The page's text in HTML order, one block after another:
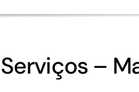
–